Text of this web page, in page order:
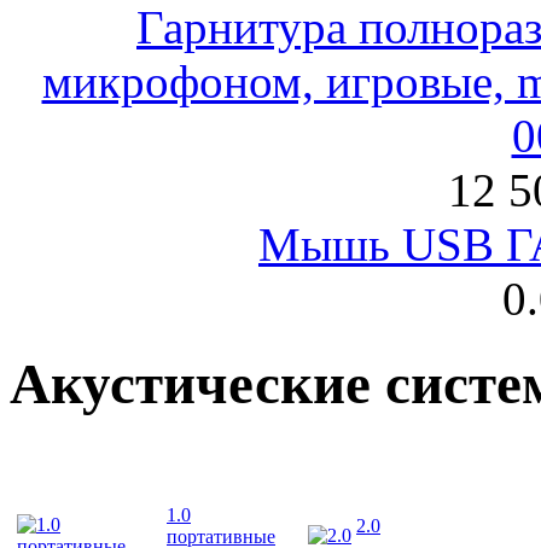
Гарнитура
микрофоном, игровые,
12
Мышь USB
Акустические
1.0
портативные
2.0